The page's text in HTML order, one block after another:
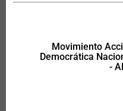
Movimiento
Democrática
-